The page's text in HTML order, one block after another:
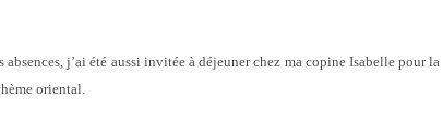
j’ai été aussi invitée à déjeuner chez ma copine Isabelle pour la
oriental.